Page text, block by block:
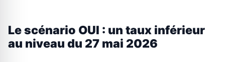
Le scénario OUI : un taux inférieur
au niveau du 27 mai 2026